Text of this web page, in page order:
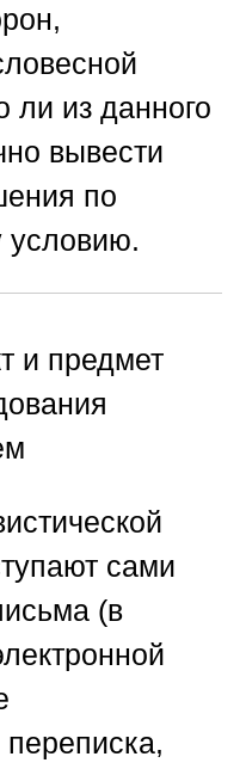
из данного
вывести
по
условию.
и предмет
сами
(в